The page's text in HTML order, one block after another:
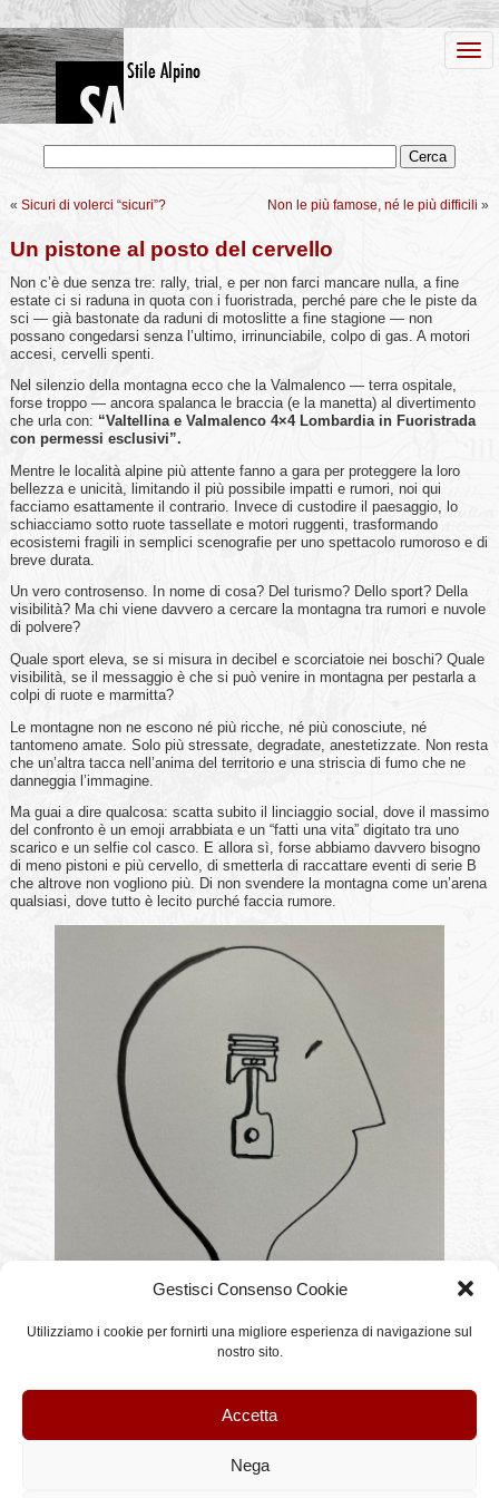
Gestisci Consenso Cookie
Utilizziamo i cookie per fornirti una migliore esperienza di navigazione sul
nostro sito.
Accetta
Nega
« Sicuri di volerci “sicuri”? Non le più famose, né le più difficili »
Un pistone al posto del cervello
Non c’è due senza tre: rally, trial, e per non farci mancare nulla, a fine
estate ci si raduna in quota con i fuoristrada, perché pare che le piste da
sci — già bastonate da raduni di motoslitte a fine stagione — non
possano congedarsi senza l’ultimo, irrinunciabile, colpo di gas. A motori
accesi, cervelli spenti.
Nel silenzio della montagna ecco che la Valmalenco — terra ospitale,
forse troppo — ancora spalanca le braccia (e la manetta) al divertimento
che urla con: “Valtellina e Valmalenco 4×4 Lombardia in Fuoristrada
con permessi esclusivi”.
Mentre le località alpine più attente fanno a gara per proteggere la loro
bellezza e unicità, limitando il più possibile impatti e rumori, noi qui
facciamo esattamente il contrario. Invece di custodire il paesaggio, lo
schiacciamo sotto ruote tassellate e motori ruggenti, trasformando
ecosistemi fragili in semplici scenografie per uno spettacolo rumoroso e di
breve durata.
Un vero controsenso. In nome di cosa? Del turismo? Dello sport? Della
visibilità? Ma chi viene davvero a cercare la montagna tra rumori e nuvole
di polvere?
Quale sport eleva, se si misura in decibel e scorciatoie nei boschi? Quale
visibilità, se il messaggio è che si può venire in montagna per pestarla a
colpi di ruote e marmitta?
Le montagne non ne escono né più ricche, né più conosciute, né
tantomeno amate. Solo più stressate, degradate, anestetizzate. Non resta
che un’altra tacca nell’anima del territorio e una striscia di fumo che ne
danneggia l’immagine.
Ma guai a dire qualcosa: scatta subito il linciaggio social, dove il massimo
del confronto è un emoji arrabbiata e un “fatti una vita” digitato tra uno
scarico e un selfie col casco. E allora sì, forse abbiamo davvero bisogno
di meno pistoni e più cervello, di smetterla di raccattare eventi di serie B
che altrove non vogliono più. Di non svendere la montagna come un’arena
qualsiasi, dove tutto è lecito purché faccia rumore.
inracconti-articoli-commenti. È possibile seguire tutte le repliche a questo articolo